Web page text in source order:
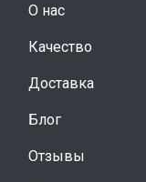
О нас
Качество
Доставка
Блог
Отзывы